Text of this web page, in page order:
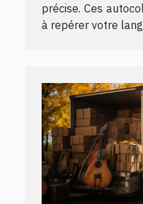
précise. Ces
à repérer votre